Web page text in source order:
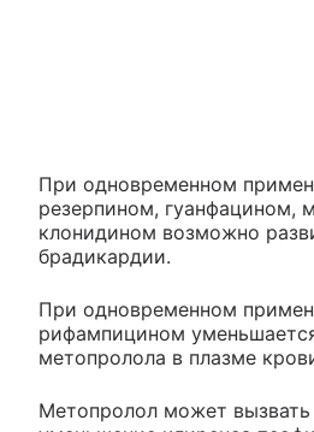
При одновременном
резерпином, гуанфацином,
клонидином возможно
брадикардии.
При одновременном
рифампицином
метопролола в плазме
Метопролол может